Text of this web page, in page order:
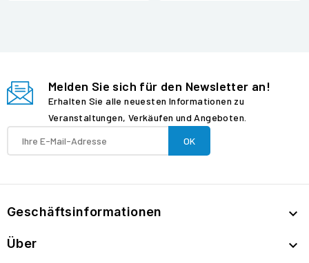
Melden Sie sich für den Newsletter an!
Erhalten Sie alle neuesten Informationen zu
Veranstaltungen, Verkäufen und Angeboten.
Geschäftsinformationen 
Über 